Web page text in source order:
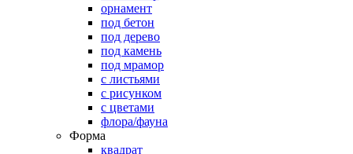
орнамент
под бетон
под дерево
под камень
под мрамор
с листьями
с рисунком
с цветами
флора/фауна
Форма
квадрат